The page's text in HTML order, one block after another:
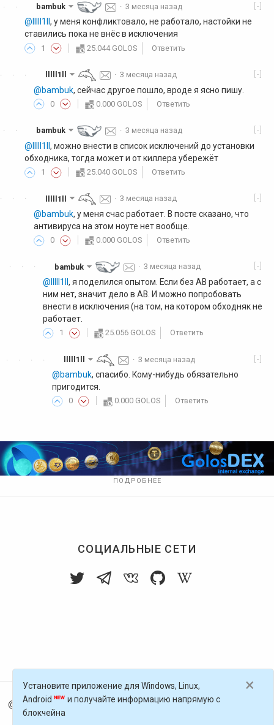
·
· [-]
bambuk · 3 месяца назад
@lllll1ll , у меня конфликтовало, не работало, настойки не
ставились пока не внёс в исключения
1 25.044 GOLOS Ответить
·
·
· [-]
lllll1ll ·3 месяца назад
@bambuk, сейчас другое пошло, вроде я ясно пишу.
0 0.000 GOLOS Ответить
·
· [-]
bambuk · 3 месяца назад
@lllll1ll , можно внести в список исключений до установки
обходника, тогда может и от киллера убережёт
1 25.040 GOLOS Ответить
·
·
· [-]
lllll1ll ·3 месяца назад
@bambuk, у меня счас работает. В посте сказано, что
антивируса на этом ноуте нет вообще.
0 0.000 GOLOS Ответить
·
·
· [-]
bambuk · 3 месяца назад
@lllll1ll , я поделился опытом. Если без АВ работает, а с
ним нет, значит дело в АВ. И можно попробовать
внести в исключения (на том, на котором обходняк не
работает.
1 25.056 GOLOS Ответить
·
·
·
· [-]
lllll1ll ·3 месяца назад
@bambuk, спасибо. Кому-нибудь обязательно
пригодится.
0 0.000 GOLOS Ответить
ПОДРОБНЕЕ
СОЦИАЛЬНЫЕ СЕТИ
© 2016-2026Голос Блоги — децентрализованная п
латформа, работающая на блокчейне Golos
×
Установите приложение для Windows, Linux,
Android
и получайте информацию напрямую с
блокчейна